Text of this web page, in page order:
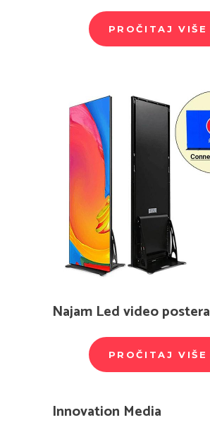
PROČITAJ VIŠE
Najam Led video postera
PROČITAJ VIŠE
Innovation Media